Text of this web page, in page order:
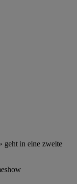
geht in eine zweite